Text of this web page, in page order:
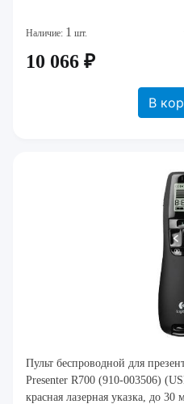
Наличие: 1 шт.
10 066 ₽
В
Пульт беспроводной для
Presenter R700 (910-003506)
красная лазерная указка, до 30